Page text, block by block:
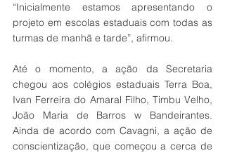
“Inicialmente estamos apresentando o
projeto em escolas estaduais com todas as
turmas de manhã e tarde”, afirmou.
Até o momento, a ação da Secretaria
chegou aos colégios estaduais Terra Boa,
Ivan Ferreira do Amaral Filho, Timbu Velho,
João Maria de Barros w Bandeirantes.
Ainda de acordo com Cavagni, a ação de
conscientização, que começou a cerca de